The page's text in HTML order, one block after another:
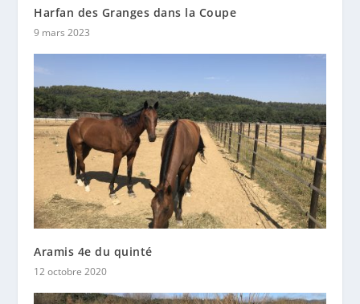
Harfan des Granges dans la Coupe
9 mars 2023
Aramis 4e du quinté
12 octobre 2020